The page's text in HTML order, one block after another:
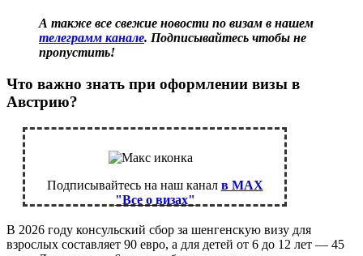
А также все свежие новости по визам в нашем
телеграмм канале. Подписывайтесь чтобы не
пропустить!
Что важно знать при оформлении визы в
Австрию?
Подписывайтесь на наш канал в MAX
"Все о визах"
В 2026 году консульский сбор за шенгенскую визу для
взрослых составляет 90 евро, а для детей от 6 до 12 лет — 45